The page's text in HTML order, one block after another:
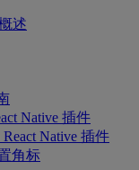
述
Native 插件
Native 插件
角标